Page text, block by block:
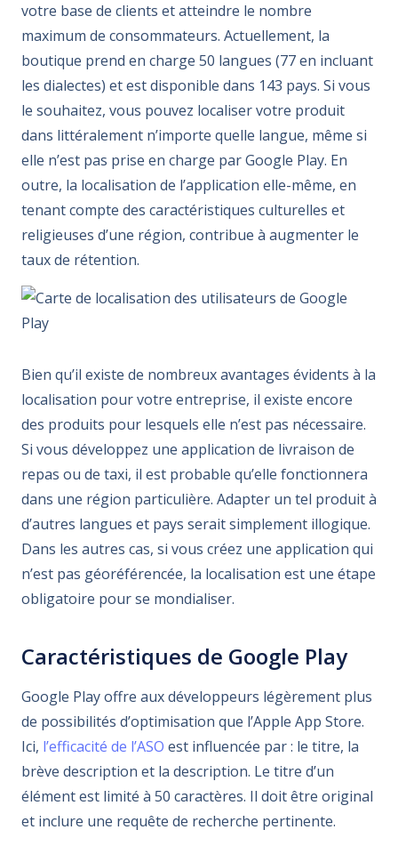
votre base de clients et atteindre le nombre
maximum de consommateurs. Actuellement, la
boutique prend en charge 50 langues (77 en incluant
les dialectes) et est disponible dans 143 pays. Si vous
le souhaitez, vous pouvez localiser votre produit
dans littéralement n’importe quelle langue, même si
elle n’est pas prise en charge par Google Play. En
outre, la localisation de l’application elle-même, en
tenant compte des caractéristiques culturelles et
religieuses d’une région, contribue à augmenter le
taux de rétention.
Bien qu’il existe de nombreux avantages évidents à la
localisation pour votre entreprise, il existe encore
des produits pour lesquels elle n’est pas nécessaire.
Si vous développez une application de livraison de
repas ou de taxi, il est probable qu’elle fonctionnera
dans une région particulière. Adapter un tel produit à
d’autres langues et pays serait simplement illogique.
Dans les autres cas, si vous créez une application qui
n’est pas géoréférencée, la localisation est une étape
obligatoire pour se mondialiser.
Caractéristiques de Google Play
Google Play offre aux développeurs légèrement plus
de possibilités d’optimisation que l’Apple App Store.
Ici, l’efficacité de l’ASO est influencée par : le titre, la
brève description et la description. Le titre d’un
élément est limité à 50 caractères. Il doit être original
et inclure une requête de recherche pertinente.